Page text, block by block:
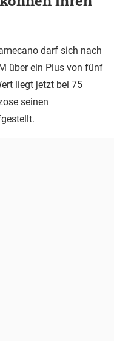
darf sich nach
über ein Plus von fünf
liegt jetzt bei 75
seinen